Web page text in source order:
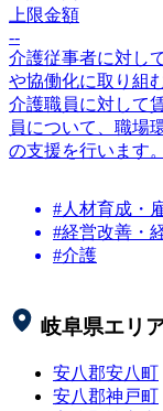
上限金額
--
介護従事者に対し
や協働化に取り組
介護職員に対して
員について、職場
の支援を行います。
#人材育成・
#経営改善・
#介護
岐阜県エリ
安八郡安八町
安八郡神戸町